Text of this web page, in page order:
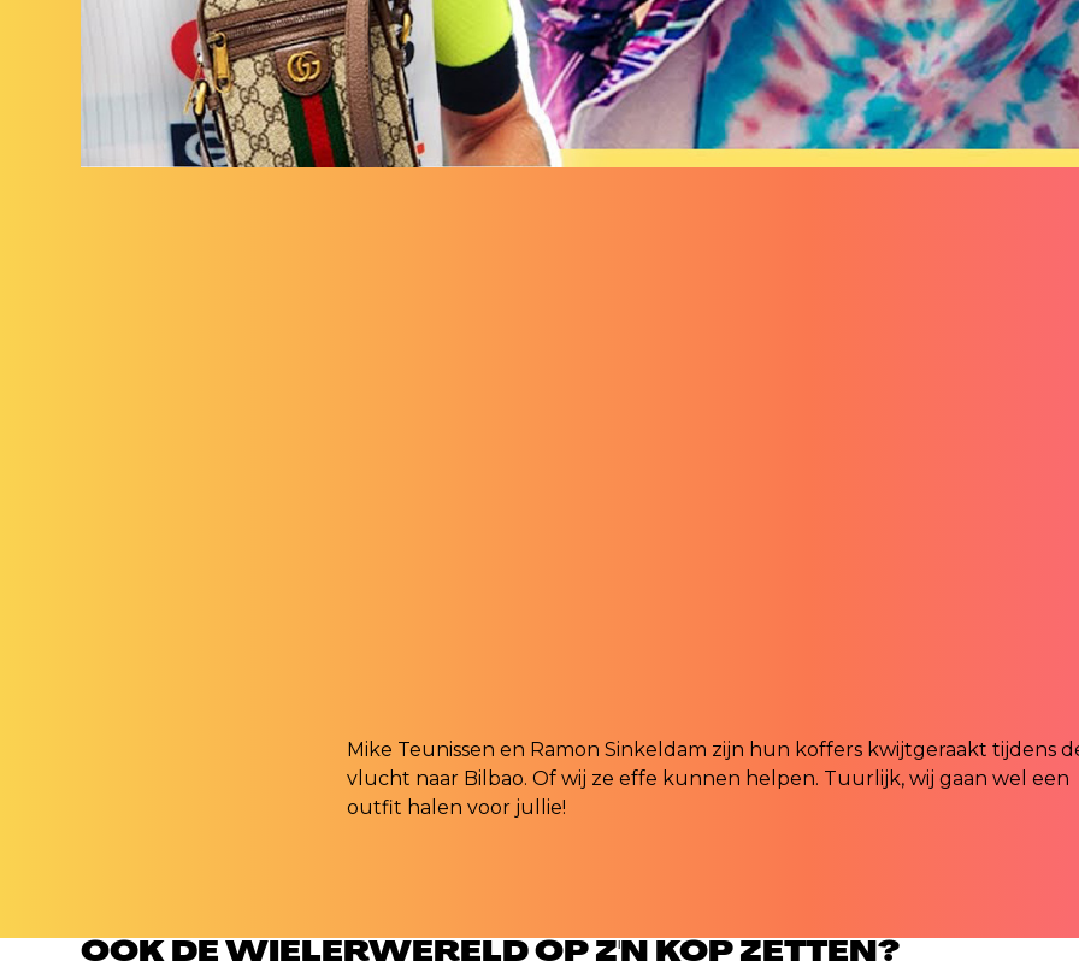
Mike Teunissen en Ramon Sinkeldam zijn hun koffers kwijtgeraakt tijdens
vlucht naar Bilbao. Of wij ze effe kunnen helpen. Tuurlijk, wij gaan wel een
outfit halen voor jullie!
OOK DE WIELERWERELD OP Z'N KOP ZETTEN?